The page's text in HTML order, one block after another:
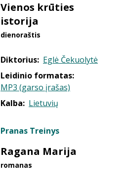
Vienos krūties
istorija
dienoraštis
Diktorius: Eglė Čekuolytė
Leidinio formatas:
MP3 (garso įrašas)
Kalba: Lietuvių
Pranas Treinys
Ragana Marija
romanas